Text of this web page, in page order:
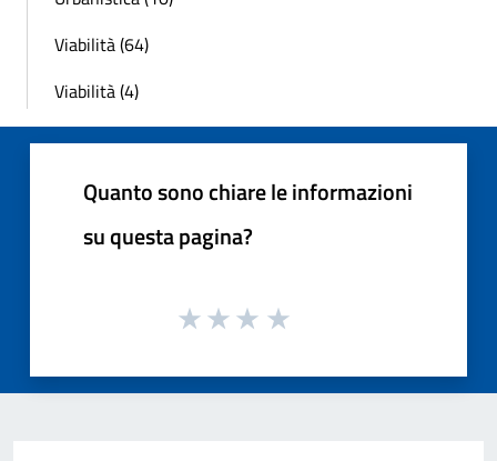
Viabilità (64)
Viabilità (4)
Quanto sono chiare le informazioni
su questa pagina?